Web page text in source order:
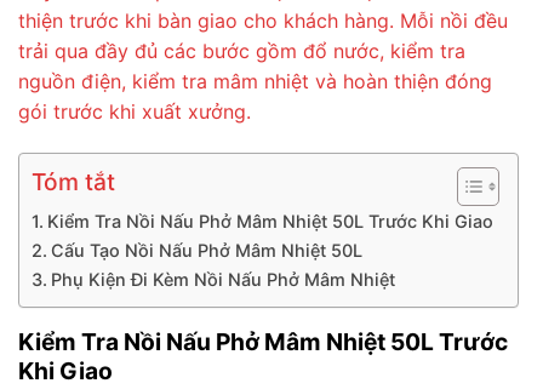
thiện trước khi bàn giao cho khách hàng. Mỗi nồi đều
trải qua đầy đủ các bước gồm đổ nước, kiểm tra
nguồn điện, kiểm tra mâm nhiệt và hoàn thiện đóng
gói trước khi xuất xưởng.
Tóm tắt
Kiểm Tra Nồi Nấu Phở Mâm Nhiệt 50L Trước Khi Giao
Cấu Tạo Nồi Nấu Phở Mâm Nhiệt 50L
Phụ Kiện Đi Kèm Nồi Nấu Phở Mâm Nhiệt
Kiểm Tra Nồi Nấu Phở Mâm Nhiệt 50L Trước
Khi Giao